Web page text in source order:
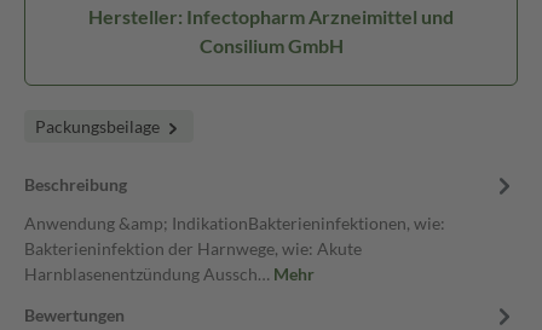
Hersteller: Infectopharm Arzneimittel und
Consilium GmbH
Packungsbeilage
Beschreibung
Anwendung &amp; IndikationBakterieninfektionen, wie:
Bakterieninfektion der Harnwege, wie: Akute
Harnblasenentzündung Aussch… Mehr
Bewertungen